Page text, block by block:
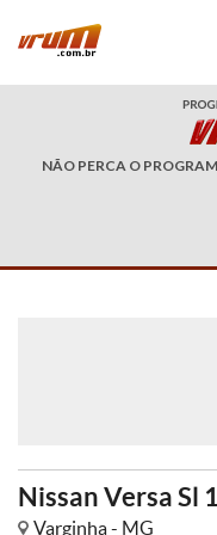
NÃO PERCA O
Nissan Versa Sl
Varginha - MG